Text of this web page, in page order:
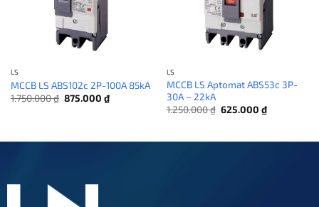
LS
MCCB LS ABS102c 2P-100A 85kA
1.750.000₫ Giá
gốc
875.000 ₫Giá
hiện
LS
MCCB LS Aptomat ABS53c 3P-
30A – 22kA
1.250.000₫ Giá
gốc
625.000 ₫Giá
hiện
625.000 ₫.